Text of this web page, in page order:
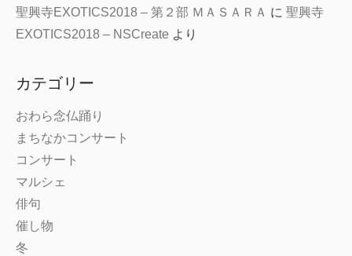
聖興寺EXOTICS2018 – 第２部 ＭＡＳＡＲＡ に 聖興寺
EXOTICS2018 – NSCreate より
カテゴリー
おわら念仏踊り
まちなかコンサート
コンサート
マルシェ
俳句
催し物
冬